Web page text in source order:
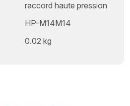
raccord haute pression
HP-M14M14
0.02 kg